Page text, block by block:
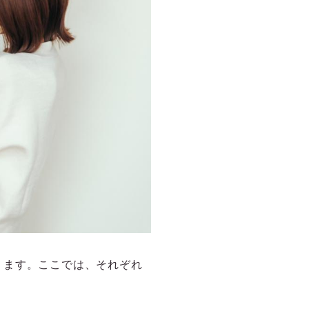
す。ここでは、それぞれ